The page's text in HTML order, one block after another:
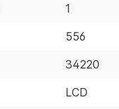
1
556
34220
LCD